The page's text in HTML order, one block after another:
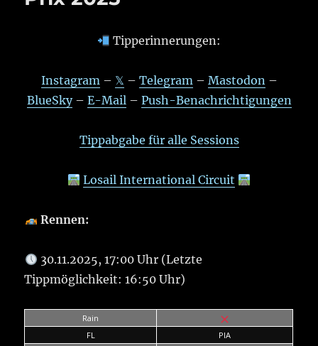
Tipperinnerungen:
Instagram– 𝕏 – Telegram– Mastodon–
BlueSky– E-Mail– Push-Benachrichtigungen
Tippabgabe für alle Sessions
Losail International Circuit
Rennen:
30.11.2025, 17:00 Uhr (Letzte
Tippmöglichkeit: 16:50 Uhr)
Rain
FL
PIA